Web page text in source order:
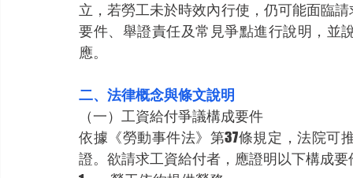
立，若勞工未於時效內行使，仍可能面臨
要件、舉證責任及常見爭點進行說明，並
應。
二、法律概念與條文說明
（一） 工資給付爭議構成要件
依據《勞動事件法》第37條規定，法院可
證。欲請求工資給付者，應證明以下構成要